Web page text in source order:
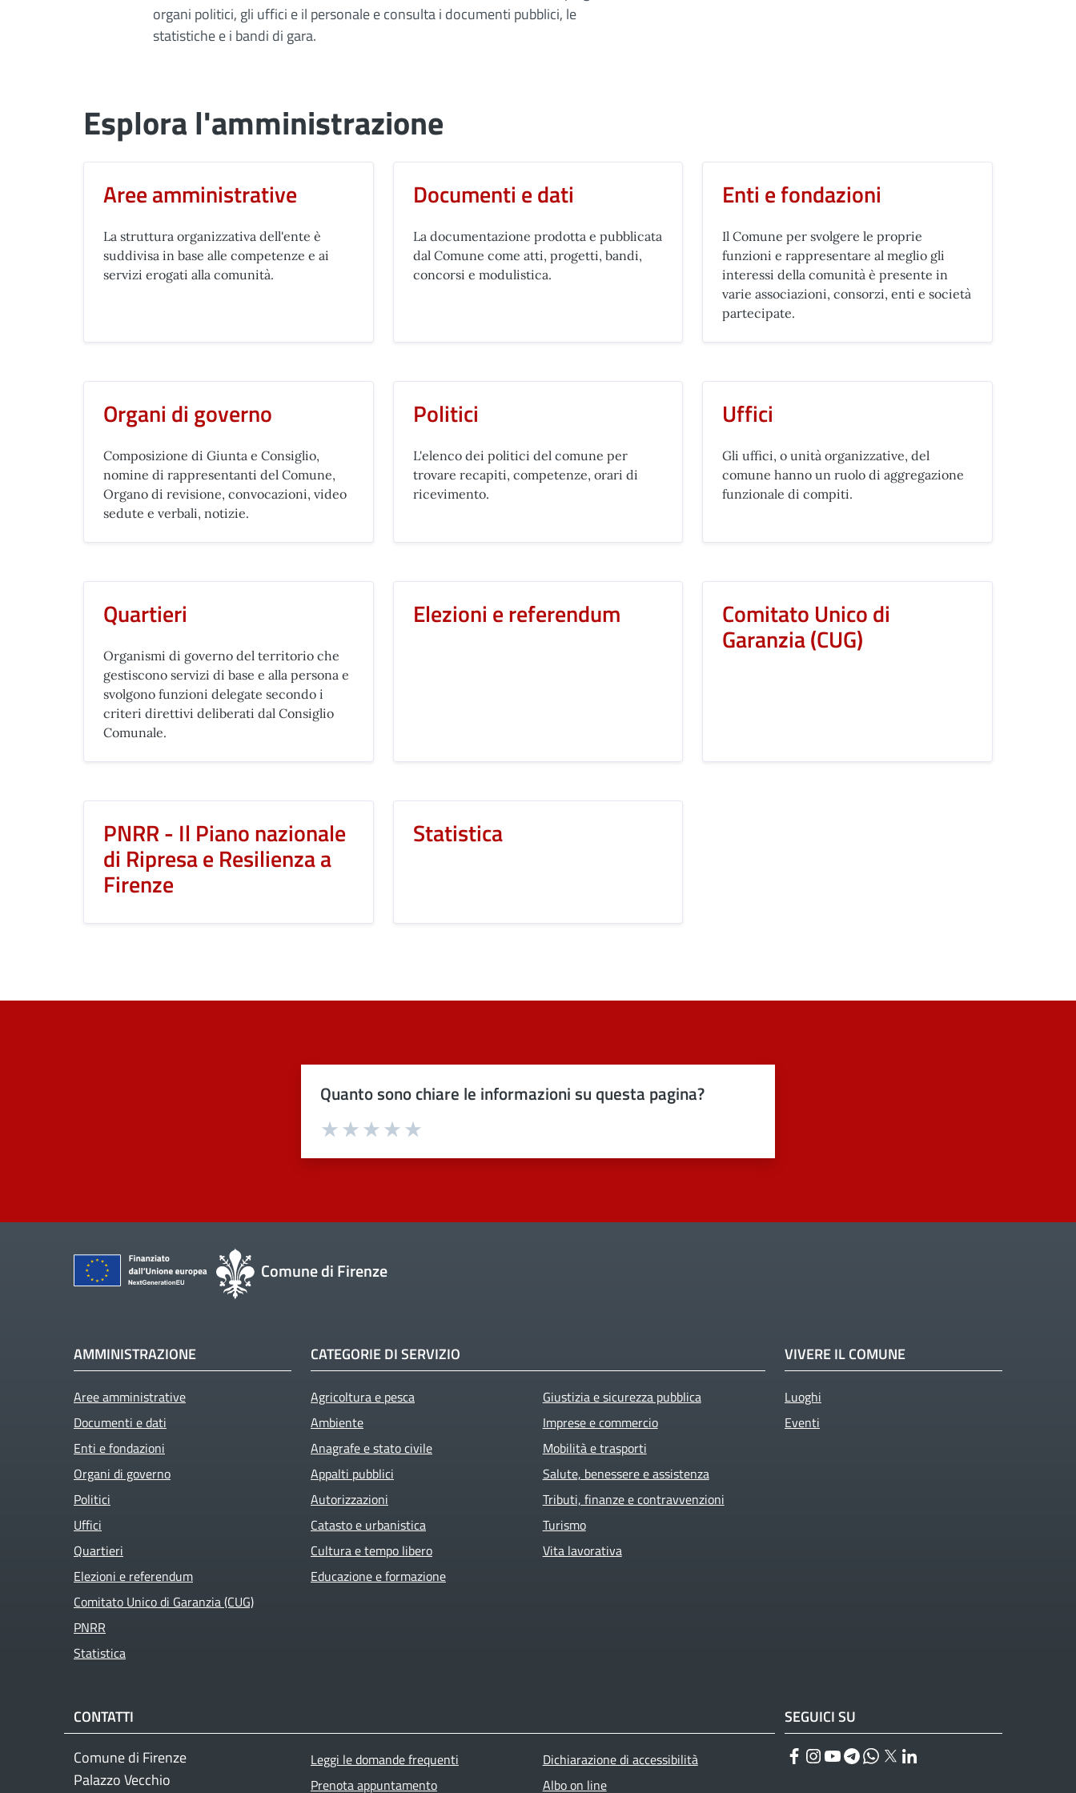
organi politici, gli uffici e il personale e consulta i documenti pubblici, le
statistiche e i bandi di gara.
Esplora l'amministrazione
Aree amministrative
La struttura organizzativa dell'ente è
suddivisa in base alle competenze e ai
servizi erogati alla comunità.
Documenti e dati
La documentazione prodotta e pubblicata
dal Comune come atti, progetti, bandi,
concorsi e modulistica.
Enti e fondazioni
Il Comune per svolgere le proprie
funzioni e rappresentare al meglio gli
interessi della comunità è presente in
varie associazioni, consorzi, enti e società
partecipate.
Organi di governo
Composizione di Giunta e Consiglio,
nomine di rappresentanti del Comune,
Organo di revisione, convocazioni, video
sedute e verbali, notizie.
Politici
L'elenco dei politici del comune per
trovare recapiti, competenze, orari di
ricevimento.
Uffici
Gli uffici, o unità organizzative, del
comune hanno un ruolo di aggregazione
funzionale di compiti.
Quartieri
Organismi di governo del territorio che
gestiscono servizi di base e alla persona e
svolgono funzioni delegate secondo i
criteri direttivi deliberati dal Consiglio
Comunale.
Elezioni e referendum Comitato Unico di
Garanzia (CUG)
PNRR - Il Piano nazionale
di Ripresa e Resilienza a
Firenze
Statistica
Quanto sono chiare le informazioni su questa pagina?
Valuta 4 stelle su 5
Valuta 3 stelle su 5
Valuta 2 stelle su 5
Valuta 1 stelle su 5
Comune di Firenze
AMMINISTRAZIONE
Aree amministrative
Documenti e dati
Enti e fondazioni
Organi di governo
Politici
Uffici
Quartieri
Elezioni e referendum
Comitato Unico di Garanzia (CUG)
PNRR
Statistica
CATEGORIE DI SERVIZIO
Agricoltura e pesca
Ambiente
Anagrafe e stato civile
Appalti pubblici
Autorizzazioni
Catasto e urbanistica
Cultura e tempo libero
Educazione e formazione
Giustizia e sicurezza pubblica
Imprese e commercio
Mobilità e trasporti
Salute, benessere e assistenza
Tributi, finanze e contravvenzioni
Turismo
Vita lavorativa
VIVERE IL COMUNE
Luoghi
Eventi
CONTATTI
Comune di Firenze
Palazzo Vecchio
Footer menu
Leggi le domande frequenti
Prenota appuntamento
Dichiarazione di accessibilità
Albo on line
SEGUICI SU
Facebook
Instagram
YouTube
Telegram
WhatsApp
Twitter